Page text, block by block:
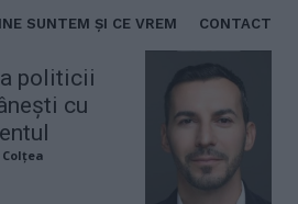
SUNTEM ȘI CE VREM CONTACT
politicii
cu